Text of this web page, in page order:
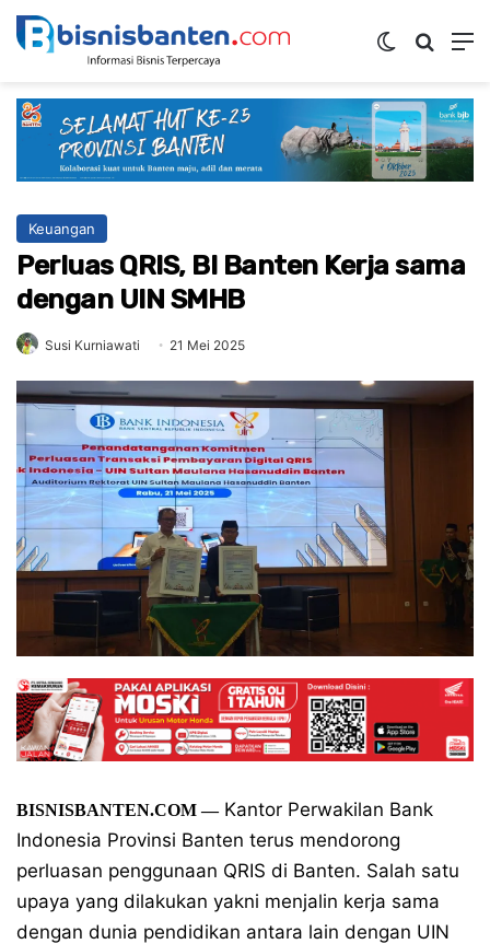
Switch skin
Keuangan
Perluas QRIS, BI Banten Kerja sama
dengan UIN SMHB
Susi Kurniawati 21 Mei 2025
BISNISBANTEN.COM—Kantor Perwakilan Bank
Indonesia Provinsi Banten terus mendorong
perluasan penggunaan QRIS di Banten. Salah satu
upaya yang dilakukan yakni menjalin kerja sama
dengan dunia pendidikan antara lain dengan UIN